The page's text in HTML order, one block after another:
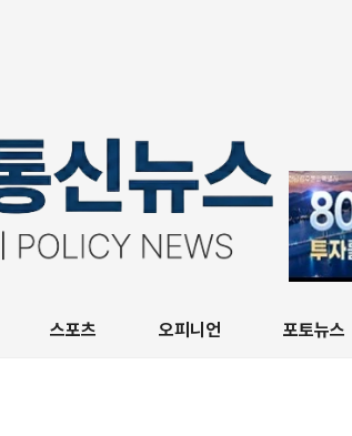
스포츠 오피니언 포토뉴스